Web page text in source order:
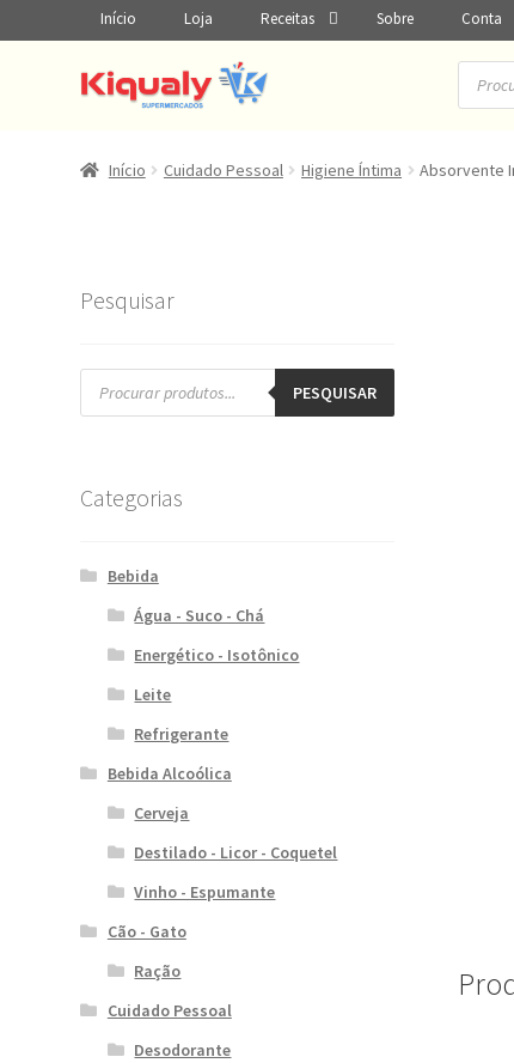
Início Loja Receitas Sobre Conta
Início Cuidado Pessoal Higiene Íntima Absorvente
Pesquisar
Pesquisar
produtos PESQUISAR
Categorias
Bebida
Água - Suco - Chá
Energético - Isotônico
Leite
Refrigerante
Bebida Alcoólica
Cerveja
Destilado - Licor - Coquetel
Vinho - Espumante
Cão - Gato
Ração
Cuidado Pessoal
Desodorante